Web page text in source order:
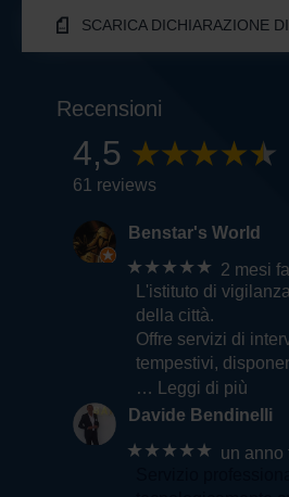
SCARICA DICHIARAZIONE
Recensioni
4,5
61 reviews
Benstar's World
★★★★★ 2 mesi fa
L'istituto di
della città.
Offre servizi di
tempestivi,
… Leggi di più
Davide Bendinelli
★★★★★ un anno